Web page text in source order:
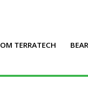
OM TERRATECH